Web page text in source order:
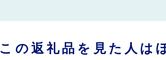
この返礼品を見た人は